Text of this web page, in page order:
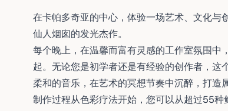
在卡帕多奇亚的中心，体验一场艺术、文化
仙人烟囱的发光杰作。
每个晚上，在温馨而富有灵感的工作室氛围中
起。无论您是初学者还是有经验的创作者，
柔和的音乐，在艺术的冥想节奏中沉醉，打造
制作过程从色彩疗法开始，您可以从超过55